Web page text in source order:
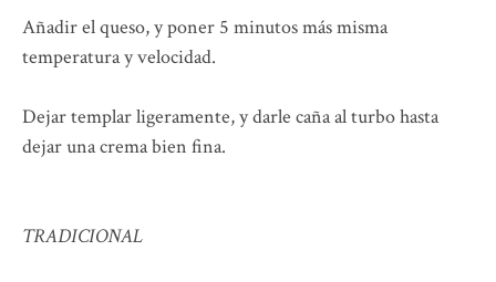
Añadir el queso, y poner 5 minutos más misma
temperatura y velocidad.
Dejar templar ligeramente, y darle caña al turbo hasta
dejar una crema bien fina.
TRADICIONAL